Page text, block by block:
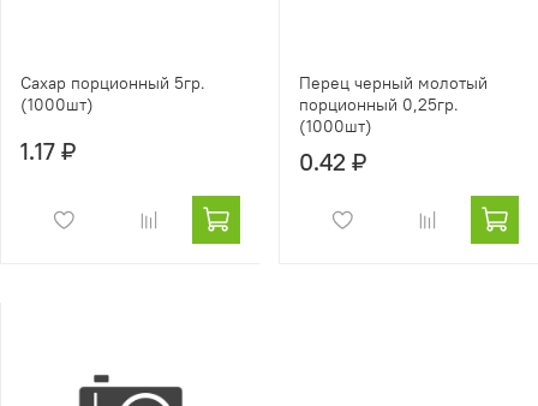
Сахар порционный 5гр.
(1000шт)
1.17 ₽
Перец черный молотый
порционный 0,25гр.
(1000шт)
0.42 ₽